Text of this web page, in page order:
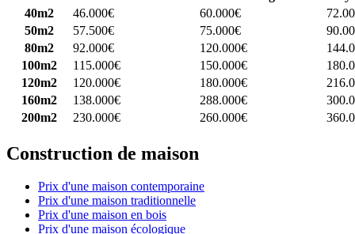
40m2
46.000€ 60.000€
50m2
57.500€ 75.000€
80m2
92.000€ 120.000€
100m2
115.000€ 150.000€
120m2
120.000€ 180.000€
160m2
138.000€ 288.000€
200m2
230.000€ 260.000€
Construction de maison
Prix d'une maison contemporaine
Prix d'une maison traditionnelle
Prix d'une maison en bois
Prix d'une maison écologique